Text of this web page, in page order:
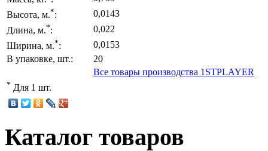
Высота, м.*:
0,0143
Длина, м.*:
0,022
Ширина, м.*:
0,0153
В упаковке, шт.:
20
Все товары производства 1STPLAYER
* Для 1 шт.
Каталог товаров